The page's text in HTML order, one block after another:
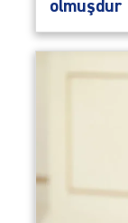
olmuşdur